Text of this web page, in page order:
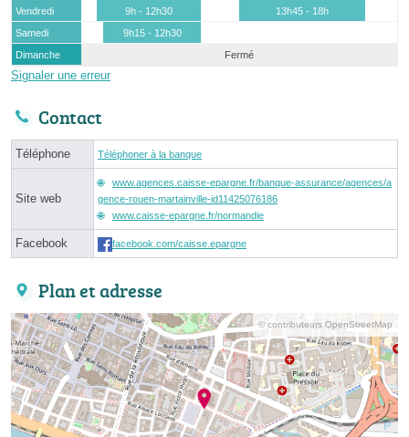
Vendredi
9h - 12h30
13h45 - 18h
Samedi
9h15 - 12h30
Dimanche
Fermé
Signaler une erreur
Contact
Téléphone Téléphoner à la banque
Site web
www.agences.caisse-epargne.fr/banque-assurance/agences/a
gence-rouen-martainville-id11425076186
www.caisse-epargne.fr/normandie
Facebook facebook.com/caisse.epargne
Plan et adresse
© contributeurs OpenStreetMap